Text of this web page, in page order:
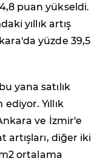
puan yükseldi.
yıllık artış
yüzde 39,5
yana satılık
Yıllık
ve İzmir'e
artışları, diğer iki
ortalama